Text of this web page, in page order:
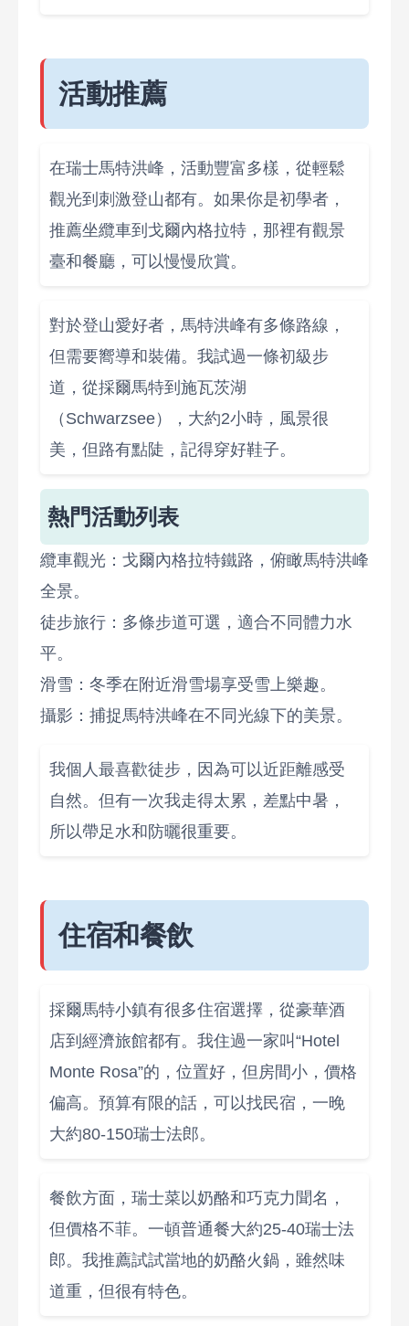
活動推薦
在瑞士馬特洪峰，活動豐富多樣，從輕鬆
觀光到刺激登山都有。如果你是初學者，
推薦坐纜車到戈爾內格拉特，那裡有觀景
臺和餐廳，可以慢慢欣賞。
對於登山愛好者，馬特洪峰有多條路線，
但需要嚮導和裝備。我試過一條初級步
道，從採爾馬特到施瓦茨湖
（Schwarzsee），大約2小時，風景很
美，但路有點陡，記得穿好鞋子。
熱門活動列表
纜車觀光：戈爾內格拉特鐵路，俯瞰馬特洪峰
全景。
徒步旅行：多條步道可選，適合不同體力水
平。
滑雪：冬季在附近滑雪場享受雪上樂趣。
攝影：捕捉馬特洪峰在不同光線下的美景。
我個人最喜歡徒步，因為可以近距離感受
自然。但有一次我走得太累，差點中暑，
所以帶足水和防曬很重要。
住宿和餐飲
採爾馬特小鎮有很多住宿選擇，從豪華酒
店到經濟旅館都有。我住過一家叫“Hotel
Monte Rosa”的，位置好，但房間小，價格
偏高。預算有限的話，可以找民宿，一晚
大約80-150瑞士法郎。
餐飲方面，瑞士菜以奶酪和巧克力聞名，
但價格不菲。一頓普通餐大約25-40瑞士法
郎。我推薦試試當地的奶酪火鍋，雖然味
道重，但很有特色。